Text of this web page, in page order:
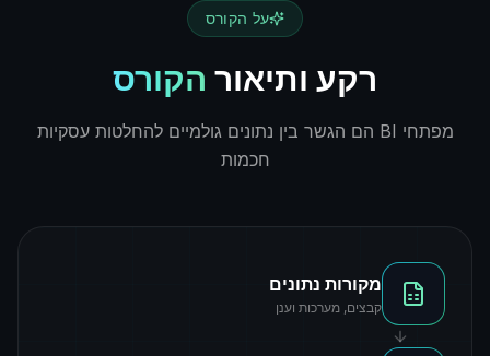
על הקורס
רקע ותיאור הקורס
מפתחי BI הם הגשר בין נתונים גולמיים להחלטות עסקיות
חכמות
מקורות נתונים
קבצים, מערכות וענן